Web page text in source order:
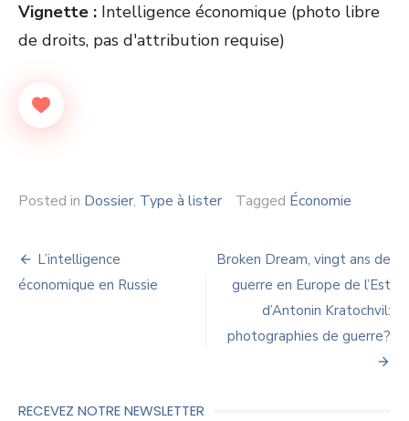
Vignette : Intelligence économique (photo libre
de droits, pas d'attribution requise)
Posted in Dossier, Type à lister Tagged Économie
Navigation
de
L’intelligence
économique en Russie
Broken Dream, vingt ans de
guerre en Europe de l’Est
d’Antonin Kratochvil:
photographies de guerre?
RECEVEZ NOTRE NEWSLETTER